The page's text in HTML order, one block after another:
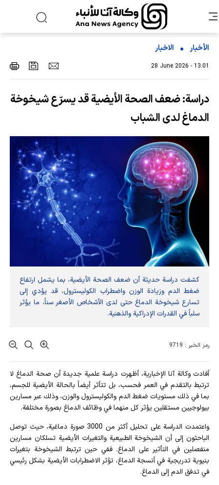
الأخبار الاخبار
28 June 2026 - 13:01
دراسة: ضعف الصحة الأيضية قد يسرّع شيخوخة
الدماغ لدى الشباب
كشفت دراسة حديثة أن ضعف الصحة الأيضية، بما يشمل ارتفاع
ضغط الدم وزيادة الوزن واضطراب الكوليسترول، قد يؤدي إلى
تسارع شيخوخة الدماغ حتى لدى الأشخاص الأصغر سناً، ما يؤثر
سلباً في القدرات الإدراكية والذهنية.
رمز الخبر : 9719
أفادت وکالة آنا الإخباریة، أظهرت دراسة علمية جديدة أن صحة الدماغ لا
ترتبط بالتقدم في العمر فحسب، بل تتأثر أيضاً بالحالة الأيضية للجسم،
بما في ذلك مستويات ضغط الدم والكوليسترول والوزن، وذلك عبر مسارين
بيولوجيين مستقلين يؤثر كل منهما في وظائف الدماغ بصورة مختلفة.
واعتمدت الدراسة على تحليل أكثر من 3000 صورة دماغية، حيث توصل
الباحثون إلى أن الشيخوخة الطبيعية والتغيرات الأيضية تسلكان مسارين
منفصلين في التأثير على الدماغ. ففي حين ترتبط الشيخوخة بتغيرات
بنيوية تدريجية في أنسجة الدماغ، تؤثر الاضطرابات الأيضية بشكل رئيسي
في تدفق الدم إلى الدماغ.